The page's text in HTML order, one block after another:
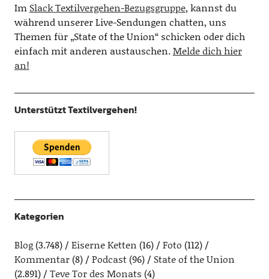
Im Slack Textilvergehen-Bezugsgruppe, kannst du
während unserer Live-Sendungen chatten, uns
Themen für „State of the Union“ schicken oder dich
einfach mit anderen austauschen.Melde dich hier
an!
Unterstützt Textilvergehen!
Kategorien
Blog(3.748) Eiserne Ketten (16) Foto (112)
Kommentar(8) Podcast(96)
State of the Union
(2.891)
Teve Tor des Monats (4)